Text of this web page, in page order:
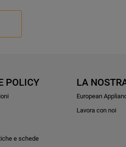
POLICY
e schede
LA
European
Lavora con noi